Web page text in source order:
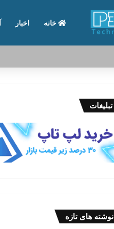
خانه اخبار
تبلیغات
نوشته های تازه